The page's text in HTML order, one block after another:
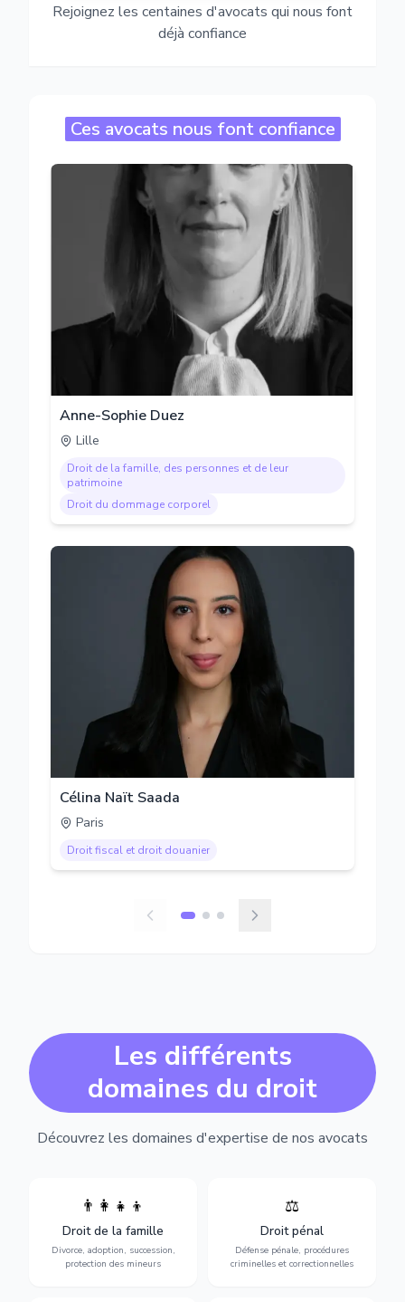
Rejoignez les centaines d'avocats qui nous font
déjà confiance
Ces avocats nous font confiance
Anne-Sophie Duez
Lille
Droit de la famille, des personnes et de leur
patrimoine
Droit du dommage corporel
Célina Naït Saada
Paris
Droit fiscal et droit douanier
Les différents
domaines du droit
Découvrez les domaines d'expertise de nos avocats
👨‍👩‍👧‍👦
Droit de la famille
Divorce, adoption, succession,
protection des mineurs
Divorce, garde d'enfants,
adoption, succession et
protection des personnes
vulnérables.
⚖️
Droit pénal
Défense pénale, procédures
criminelles et correctionnelles
Expertise en matière pénale,
vue jusqu'au procès, pour
toute affaire correctionnelle
ou criminelle.